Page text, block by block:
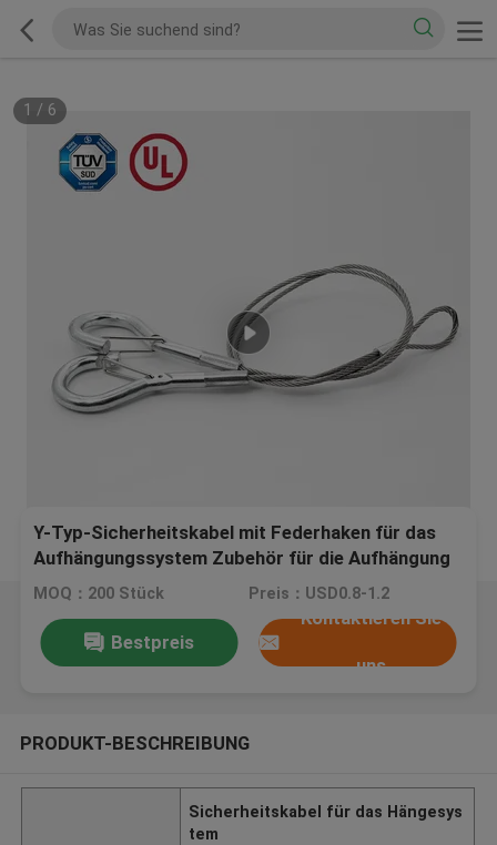
1 / 6
Y-Typ-Sicherheitskabel mit Federhaken für das
Aufhängungssystem Zubehör für die Aufhängung
Leichte Sicherheitslast 10 kg Verkaufseinheit
MOQ：200 Stück Preis：USD0.8-1.2
Bestpreis
Kontaktieren Sie
uns
PRODUKT-BESCHREIBUNG
Sicherheitskabel für das Hängesys
tem